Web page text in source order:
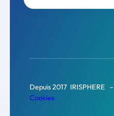
Depuis 2017 IRISPHERE –
Cookies